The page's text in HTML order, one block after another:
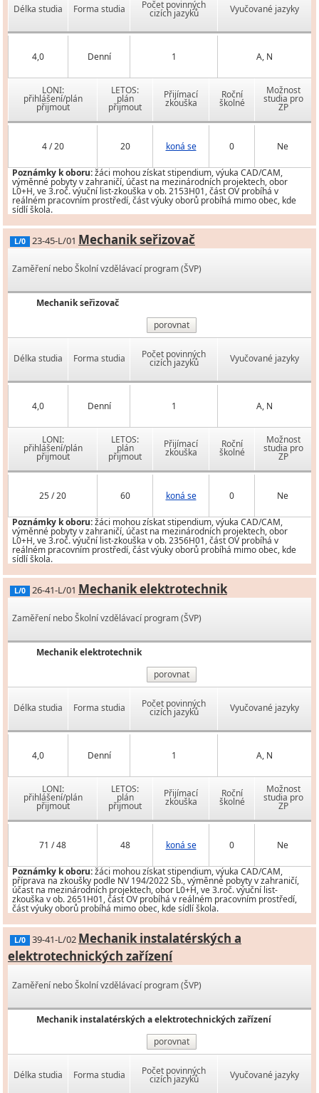
Délka studia Forma studia Počet povinných
cizích jazyků Vyučované jazyky
4,0 Denní 1 A, N
LONI:
přihlášení/plán
přijmout
LETOS:
plán
přijmout
Přijímací
zkouška
Roční
školné
Možnost
studia pro
ZP
4 / 20 20 koná se 0 Ne
Poznámky k oboru:žáci mohou získat stipendium, výuka CAD/CAM,
výměnné pobyty v zahraničí, účast na mezinárodních projektech, obor
L0+H, ve 3.roč. výuční list-zkouška v ob. 2153H01, část OV probíhá v
reálném pracovním prostředí, část výuky oborů probíhá mimo obec, kde
sídlí škola.
L/0 23-45-L/01 Mechanik seřizovač
Zaměření nebo Školní vzdělávací program (ŠVP)
Mechanik seřizovač
porovnat
Délka studia Forma studia Počet povinných
cizích jazyků Vyučované jazyky
4,0 Denní 1 A, N
LONI:
přihlášení/plán
přijmout
LETOS:
plán
přijmout
Přijímací
zkouška
Roční
školné
Možnost
studia pro
ZP
25 / 20 60 koná se 0 Ne
Poznámky k oboru:žáci mohou získat stipendium, výuka CAD/CAM,
výměnné pobyty v zahraničí, účast na mezinárodních projektech, obor
L0+H, ve 3.roč. výuční list-zkouška v ob. 2356H01, část OV probíhá v
reálném pracovním prostředí, část výuky oborů probíhá mimo obec, kde
sídlí škola.
L/0 26-41-L/01 Mechanik elektrotechnik
Zaměření nebo Školní vzdělávací program (ŠVP)
Mechanik elektrotechnik
porovnat
Délka studia Forma studia Počet povinných
cizích jazyků Vyučované jazyky
4,0 Denní 1 A, N
LONI:
přihlášení/plán
přijmout
LETOS:
plán
přijmout
Přijímací
zkouška
Roční
školné
Možnost
studia pro
ZP
71 / 48 48 koná se 0 Ne
Poznámky k oboru:žáci mohou získat stipendium, výuka CAD/CAM,
příprava na zkoušky podle NV 194/2022 Sb., výměnné pobyty v zahraničí,
účast na mezinárodních projektech, obor L0+H, ve 3.roč. výuční list-
zkouška v ob. 2651H01, část OV probíhá v reálném pracovním prostředí,
část výuky oborů probíhá mimo obec, kde sídlí škola.
L/0 39-41-L/02 Mechanik instalatérských a
elektrotechnických zařízení
Zaměření nebo Školní vzdělávací program (ŠVP)
Mechanik instalatérských a elektrotechnických zařízení
porovnat
Délka studia Forma studia Počet povinných
cizích jazyků Vyučované jazyky